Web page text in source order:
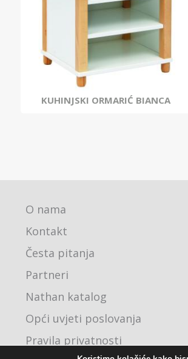
KUHINJSKI ORMARIĆ BIANCA
O nama
Kontakt
Česta pitanja
Partneri
Nathan katalog
Opći uvjeti poslovanja
Pravila privatnosti